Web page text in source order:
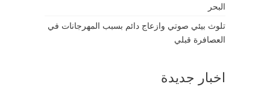
البحر
تلوث بيئي صوتي وازعاج دائم بسبب المهرجانات في
العصافرة قبلي
اخبار جديدة